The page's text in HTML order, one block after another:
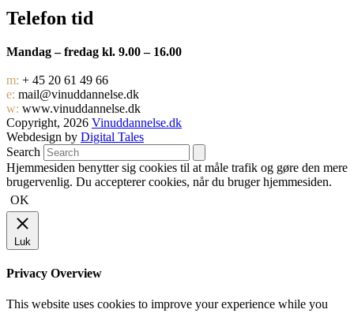
Telefon tid
Mandag – fredag kl. 9.00 – 16.00
m: + 45 20 61 49 66
e: mail@vinuddannelse.dk
w: www.vinuddannelse.dk
Copyright, 2026 Vinuddannelse.dk
Webdesign by Digital Tales
Search
Hjemmesiden benytter sig cookies til at måle trafik og gøre den mere
brugervenlig. Du accepterer cookies, når du bruger hjemmesiden.
OK
Luk
Privacy Overview
This website uses cookies to improve your experience while you